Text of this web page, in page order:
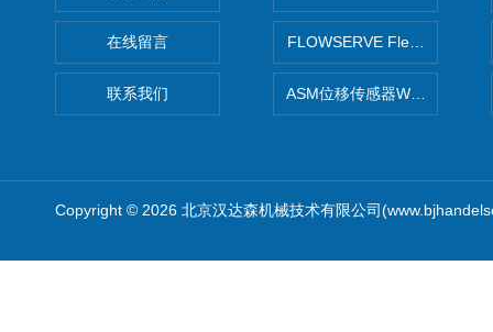
在线留言
联系我们
FLOWSERVE Flex Wedge闸
ASM位移传感器WS10-750
Copyright © 2026 北京汉达森机械技术有限公司